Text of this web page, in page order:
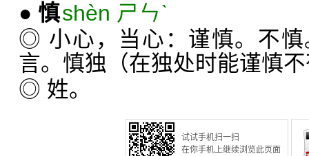
● 慎shèn ㄕㄣˋ
◎ 小心，当心：谨慎。不慎
言。慎独（在独处时能谨慎
◎ 姓。
试试手机扫一扫
在你手机上继续浏览此页面